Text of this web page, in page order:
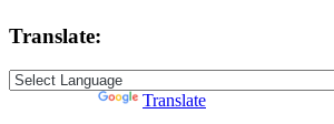
Translate:
Translate